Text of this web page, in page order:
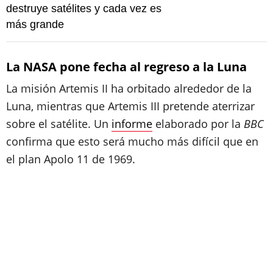
destruye satélites y cada vez es
más grande
La NASA pone fecha al regreso a la Luna
La misión Artemis II ha orbitado alrededor de la
Luna, mientras que Artemis III pretende aterrizar
sobre el satélite. Un informe elaborado por la BBC
confirma que esto será mucho más difícil que en
el plan Apolo 11 de 1969.